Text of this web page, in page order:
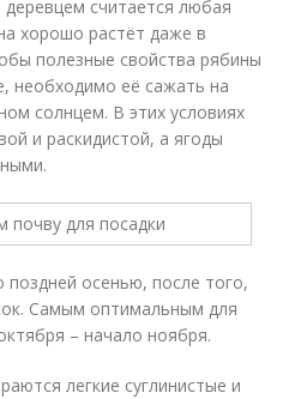
считается любая
хорошо растёт даже в
полезные свойства рябины
необходимо её сажать на
солнцем. В этих условиях
и раскидистой, а ягоды
осенью, после того,
Самым оптимальным для
– начало ноября.
легкие суглинистые и